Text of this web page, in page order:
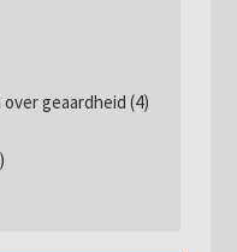
geaardheid (4)